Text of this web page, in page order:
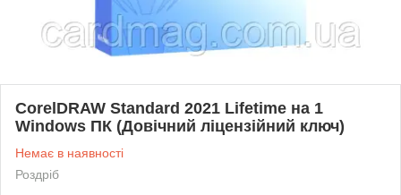
CorelDRAW Standard 2021 Lifetime на 1
Windows ПК (Довічний ліцензійний ключ)
Немає в наявності
Роздріб